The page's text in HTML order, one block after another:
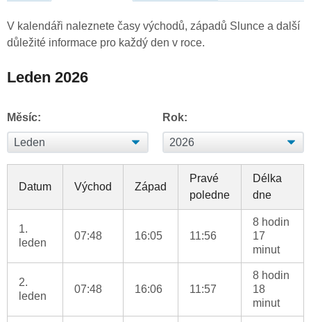
V kalendáři naleznete časy východů, západů Slunce a další
důležité informace pro každý den v roce.
Leden 2026
Měsíc: Rok:
Datum Východ Západ
Pravé
poledne
Délka
dne
1.
leden
07:48 16:05 11:56
8 hodin
17
minut
2.
leden
07:48 16:06 11:57
8 hodin
18
minut